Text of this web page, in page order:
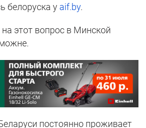
белоруска у aif.by.
на этот вопрос в Минской
постоянно проживает